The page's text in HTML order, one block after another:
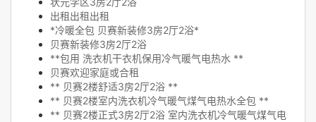
出租出租出租
*冷暖全包 贝赛新装修3房2厅2浴*
贝赛新装修3房2厅2浴
**包用 洗衣机干衣机保用冷气暖气电热水 **
贝赛欢迎家庭或合租
** 贝赛2楼舒适3房2厅2浴 **
** 贝赛2楼室内洗衣机冷气暖气煤气电热水全包 **
** 贝赛2楼正式3房2厅2浴 室内洗衣机冷气暖气煤气电